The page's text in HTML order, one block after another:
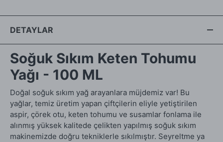
DETAYLAR
Soğuk Sıkım Keten Tohumu
Yağı - 100 ML
Doğal soğuk sıkım yağ arayanlara müjdemiz var! Bu
yağlar, temiz üretim yapan çiftçilerin eliyle yetiştirilen
aspir, çörek otu, keten tohumu ve susamlar fonlama ile
alınmış yüksek kalitede çelikten yapılmış soğuk sıkım
makinemizde doğru tekniklerle sıkılmıştır. Seyreltme ya